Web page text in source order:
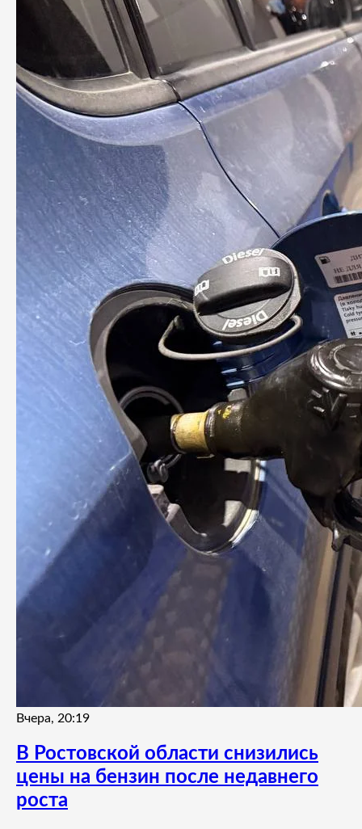
Вчера, 20:19
В Ростовской области снизились
цены на бензин после недавнего
роста